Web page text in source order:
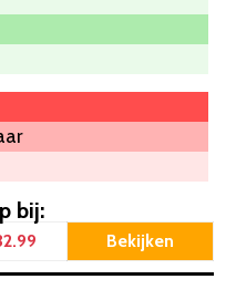
bij:
Bekijken